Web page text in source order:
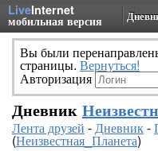
LiveInternet
мобильная версия
Вы были
страницы. Вернуться!
Авторизация
Дневник
Лента друзей -Дневник-
(Неизвестная_Планета)